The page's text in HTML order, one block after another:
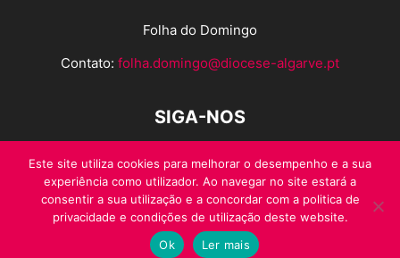
Folha do Domingo
Contato: folha.domingo@diocese-algarve.pt
SIGA-NOS
© Folha do Domingo 2026, todos os direitos reservados.
Este site utiliza cookies para melhorar o desempenho e a sua
experiência como utilizador. Ao navegar no site estará a
consentir a sua utilização e a concordar com a politica de
privacidade e condições de utilização deste website.
Ok
Ler mais